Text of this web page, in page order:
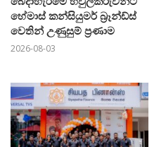
හේමාස් කන්සියුමර් බ්‍රෑන්ඩ්ස්
වෙතින් උණුසුම් ප්‍රණාම
2026-08-03